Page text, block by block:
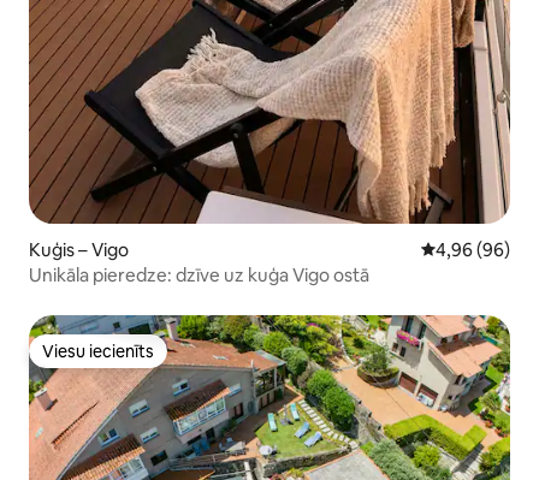
Kuģis – Vigo Vidējais
4,96 (96)
Unikāla pieredze: dzīve uz kuģa Vigo ostā
Viesu iecienīts
Viesu iecienīts